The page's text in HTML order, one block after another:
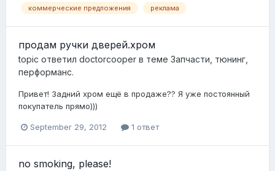
коммерческие предложения реклама
продам ручки дверей.хром
topic ответил doctorcooper в теме Запчасти, тюнинг,
перформанс.
Привет! Задний хром ещё в продаже?? Я уже постоянный
покупатель прямо)))
September 29, 2012 1 ответ
no smoking, please!